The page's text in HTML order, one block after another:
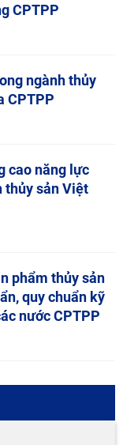
CPTPP
ngành thủy
CPTPP
cao năng lực
thủy sản Việt
phẩm thủy sản
quy chuẩn kỹ
nước CPTPP